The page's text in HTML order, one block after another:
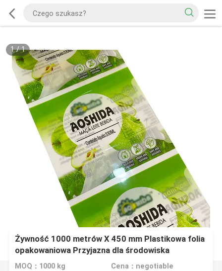
1/1
Żywność 1000 metrów X 450 mm Plastikowa folia
opakowaniowa Przyjazna dla środowiska
laminowana mieszanka
MOQ：1000 kg Cena：negotiable